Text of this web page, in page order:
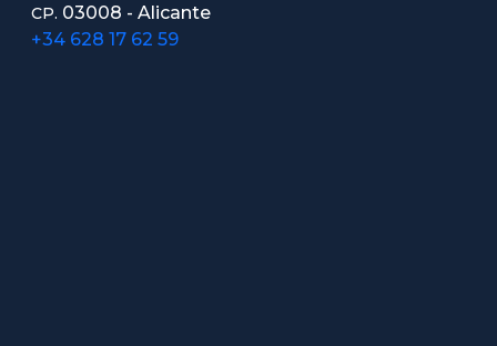
CP. 03008 - Alicante
+34 628 17 62 59